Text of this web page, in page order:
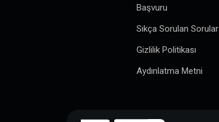
Başvuru
Sıkça Sorulan Sorular
Gizlilik Politikası
Aydınlatma Metni